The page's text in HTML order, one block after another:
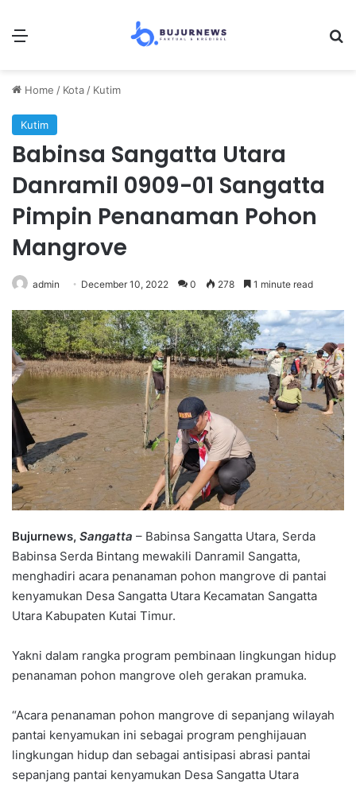
Home / Kota / Kutim
Kutim
Babinsa Sangatta Utara
Danramil 0909-01 Sangatta
Pimpin Penanaman Pohon
Mangrove
admin December 10, 2022 0 278 1 minute read
Bujurnews, Sangatta – Babinsa Sangatta Utara, Serda
Babinsa Serda Bintang mewakili Danramil Sangatta,
menghadiri acara penanaman pohon mangrove di pantai
kenyamukan Desa Sangatta Utara Kecamatan Sangatta
Utara Kabupaten Kutai Timur.
Yakni dalam rangka program pembinaan lingkungan hidup
penanaman pohon mangrove oleh gerakan pramuka.
“Acara penanaman pohon mangrove di sepanjang wilayah
pantai kenyamukan ini sebagai program penghijauan
lingkungan hidup dan sebagai antisipasi abrasi pantai
sepanjang pantai kenyamukan Desa Sangatta Utara